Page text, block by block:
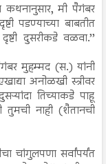
कथनानुसार, मी पैगंबर
पडण्याच्या बाबतीत
दुसरीकडे वळवा.’’
मुहम्मद (स.) यांनी
अनोळखी स्त्रीवर
तिच्याकडे पाहू
नाही (शैतानची
चांगुलपणा सर्वांपर्यंत